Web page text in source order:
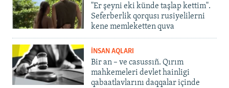
"Er şeyni eki künde taşlap kettim".
Seferberlik qorqusı rusiyelilerni
kene memleketten quva
İNSAN AQLARI
Bir an – ve casussıñ. Qırım
mahkemeleri devlet hainligi
qabaatlavlarını daqqalar içinde